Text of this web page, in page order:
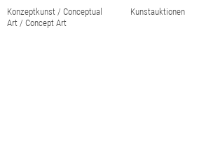
Konzeptkunst / Conceptual
Art / Concept Art
Kunstauktionen